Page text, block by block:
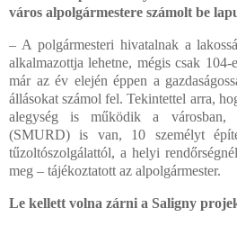
város alpolgármestere számolt be
– A polgármesteri hivatalnak a
alkalmazottja lehetne, mégis csak
már az év elején éppen a
állásokat számol fel. Tekintettel arra,
alegység is működik a városban,
(SMURD) is van, 10 személyt
tűzoltószolgálattól, a helyi
meg – tájékoztatott az alpolgármester.
Le kellett volna zárni a Saligny